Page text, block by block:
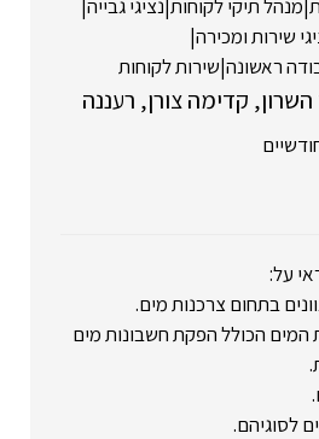
|מנהל תיקי לקוחות|נציגי גבייה|
שירות ומכירה|
ראשונה|שירות לקוחות
קדימה צורן רעננה
על:
בתחום צרכנות מים.
המים הכולל הפקת חשבונות מים
לסוגיהם.